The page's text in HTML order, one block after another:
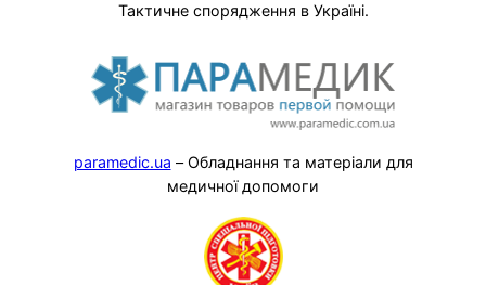
Тактичне спорядження в Україні.
paramedic.ua – Обладнання та матеріали для
медичної допомоги